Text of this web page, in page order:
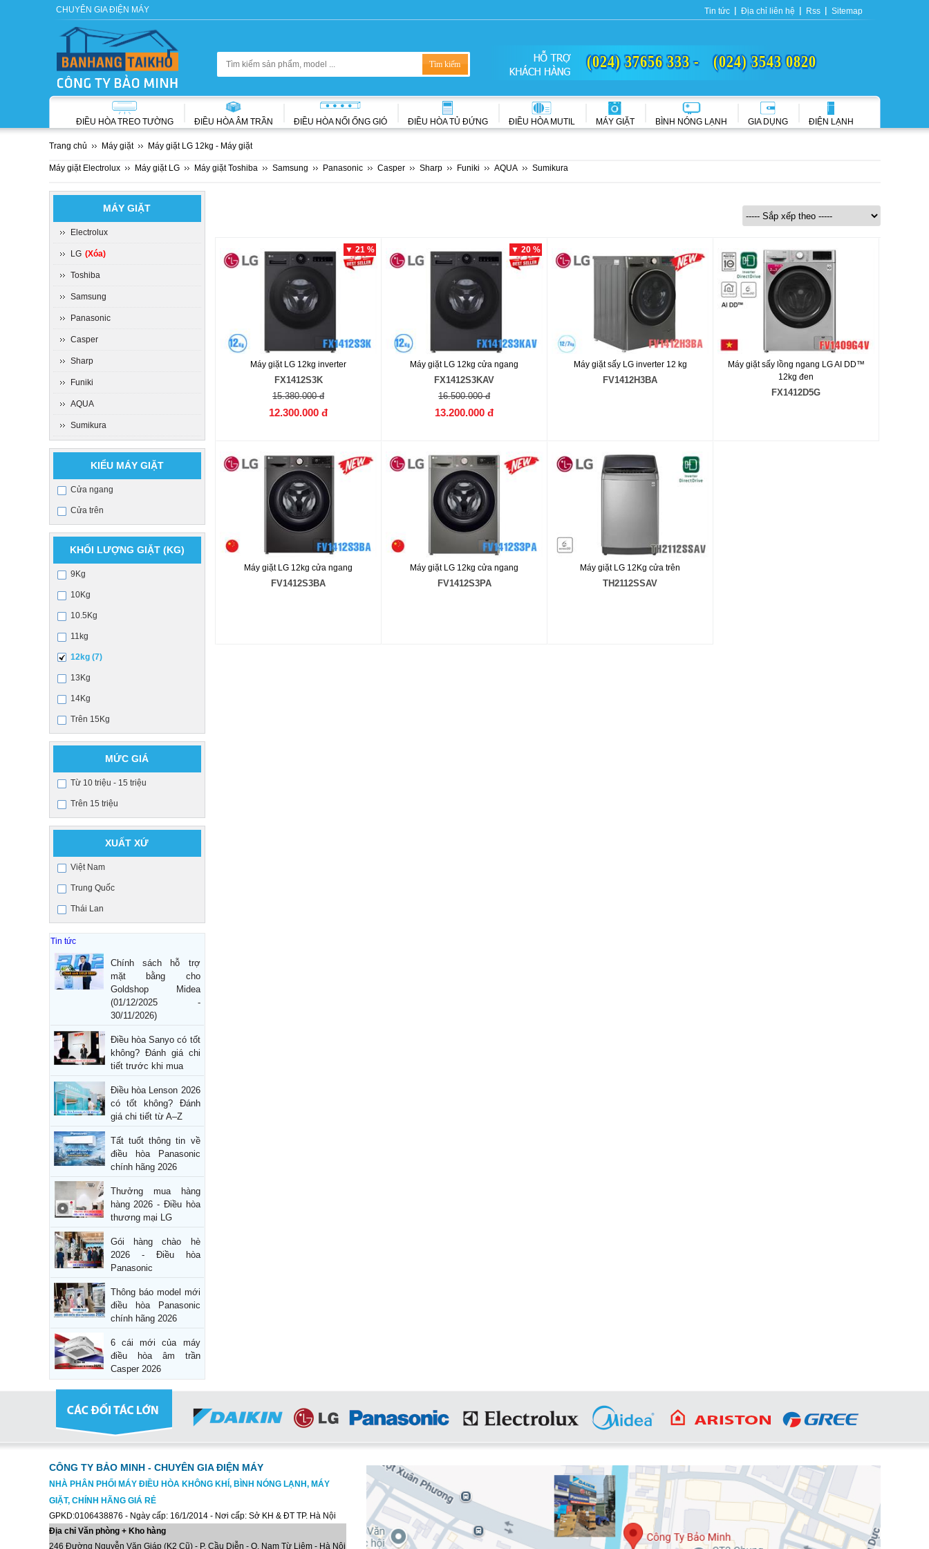
CHUYÊN GIA ĐIỆN MÁY Tin tức Địa chỉ liên hệ Rss Sitemap
(024) 37656 333 - (024) 3543 0820
ĐIỀU HÒA TREO TƯỜNG ĐIỀU HÒA ÂM TRẦN ĐIỀU HÒA NỐI ỐNG GIÓ ĐIỀU HÒA TỦ ĐỨNG ĐIỀU HÒA MUTIL MÁY GIẶT BÌNH NÓNG LẠNH GIA DỤNG ĐIỆN LẠNH
Trang chủ Máy giặt Máy giặt LG 12kg - Máy giặt
Máy giặt Electrolux Máy giặt LG Máy giặt Toshiba Samsung Panasonic Casper Sharp Funiki AQUA Sumikura
MÁY GIẶT
Electrolux
LG (Xóa)
Toshiba
Samsung
Panasonic
Casper
Sharp
Funiki
AQUA
Sumikura
KIỂU MÁY GIẶT
Cửa ngang
Cửa trên
KHỐI LƯỢNG GIẶT (KG)
9Kg
10Kg
10.5Kg
11kg
12kg (7)
13Kg
14Kg
Trên 15Kg
MỨC GIÁ
Từ 10 triệu - 15 triệu
Trên 15 triệu
XUẤT XỨ
Việt Nam
Trung Quốc
Thái Lan
Tin tức
Chính sách hỗ trợ
mặt bằng cho
Goldshop Midea
(01/12/2025 -
30/11/2026)
Điều hòa Sanyo có tốt
không? Đánh giá chi
tiết trước khi mua
Điều hòa Lenson 2026
có tốt không? Đánh
giá chi tiết từ A–Z
Tất tuốt thông tin về
điều hòa Panasonic
chính hãng 2026
Thưởng mua hàng
hàng 2026 - Điều hòa
thương mại LG
Gói hàng chào hè
2026 - Điều hòa
Panasonic
Thông báo model mới
điều hòa Panasonic
chính hãng 2026
6 cái mới của máy
điều hòa âm trần
Casper 2026
▼ 21 %
Máy giặt LG 12kg inverter
FX1412S3K
15.380.000 đ
12.300.000 đ
▼ 20 %
Máy giặt LG 12kg cửa ngang
FX1412S3KAV
16.500.000 đ
13.200.000 đ
Máy giặt sấy LG inverter 12 kg
FV1412H3BA
Máy giặt sấy lồng ngang LG AI DD™
12kg đen
FX1412D5G
Máy giặt LG 12kg cửa ngang
FV1412S3BA
Máy giặt LG 12kg cửa ngang
FV1412S3PA
Máy giặt LG 12Kg cửa trên
TH2112SSAV
CÔNG TY BẢO MINH - CHUYÊN GIA ĐIỆN MÁY
NHÀ PHÂN PHỐI MÁY ĐIỀU HÒA KHÔNG KHÍ, BÌNH NÓNG LẠNH, MÁY
GIẶT, CHÍNH HÃNG GIÁ RẺ
GPKD:0106438876 - Ngày cấp: 16/1/2014 - Nơi cấp: Sở KH & ĐT TP. Hà Nội
Địa chỉ Văn phòng + Kho hàng
246 Đường Nguyễn Văn Giáp (K2 Cũ) - P. Cầu Diễn - Q. Nam Từ Liêm - Hà Nội